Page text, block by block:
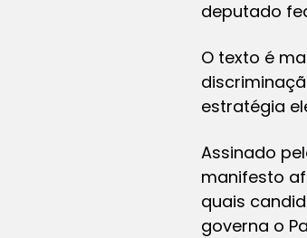
deputado
O texto é
estratégia
Assinado
manifesto
quais
governa o